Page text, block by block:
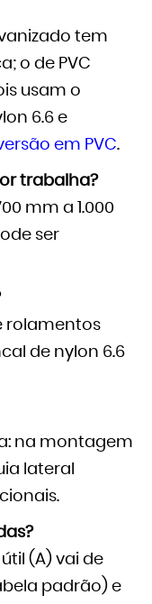
tem
o de PVC
usam o
6.6 e
em PVC.
trabalha?
mm a 1.000
ser
rolamentos
de nylon 6.6
na montagem
lateral
(A) vai de
padrão) e